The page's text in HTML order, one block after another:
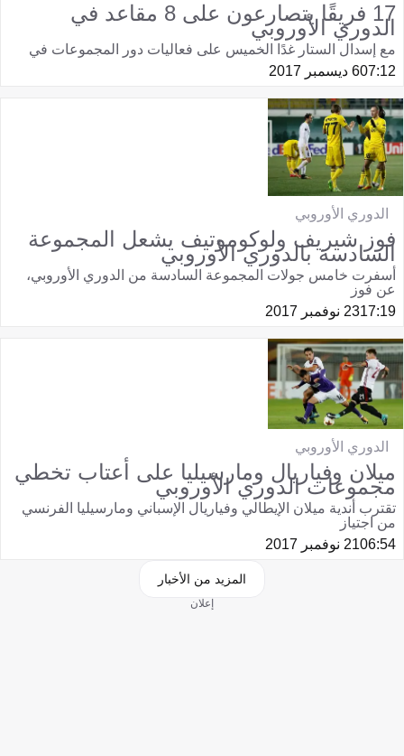
17 فريقًا يتصارعون على 8 مقاعد في
الدوري الأوروبي
مع إسدال الستار غدًا الخميس على فعاليات دور المجموعات في
07:126 ديسمبر 2017
الدوري الأوروبي
فوز شيريف ولوكوموتيف يشعل المجموعة
السادسة بالدوري الأوروبي
أسفرت خامس جولات المجموعة السادسة من الدوري الأوروبي،
عن فوز
17:1923 نوفمبر 2017
الدوري الأوروبي
ميلان وفياريال ومارسيليا على أعتاب تخطي
مجموعات الدوري الأوروبي
تقترب أندية ميلان الإيطالي وفياريال الإسباني ومارسيليا الفرنسي
من اجتياز
06:5421 نوفمبر 2017
المزيد من الأخبار
إعلان